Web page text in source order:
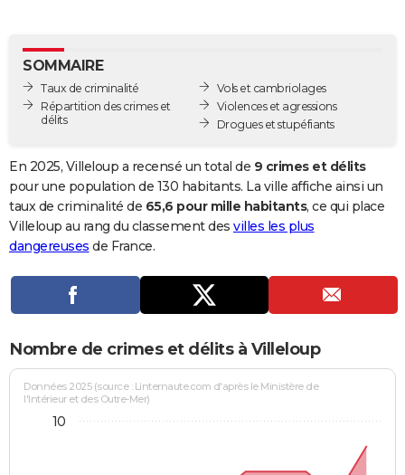
GUIDES D'ACHAT
BONS PLANS
Carte de Noël
Carte Bonne année
Carte Saint-Valentin
Carte Pâques
Carte d'anniversaire
DICTIONNAIRE
Dictionnaire
Biographies
Citations
Expressions
Proverbes
PROGRAMME TV
COPAINS D'AVANT
S'inscrire
Se connecter
Lycées
Collèges
Primaires
Universités
Entreprises
Service militaire
Avis de recherche
AVIS DE DÉCÈS
FORUM
Bricolage
Lifestyle
Culture
Sport
Auto
Television
Voyage
Cinema
SOMMAIRE
Taux de criminalité
Répartition des crimes et
délits
Vols et cambriolages
Violences et agressions
Drogues et stupéfiants
En 2025, Villeloup a recensé un total de 9 crimes et délits
pour une population de 130 habitants. La ville affiche ainsi un
taux de criminalité de 65,6 pour mille habitants, ce qui place
Villeloup au rang du classement des villes les plus
dangereuses de France.
Nombre de crimes et délits à Villeloup
Données 2025 (source : Linternaute.com d'après le Ministère de
l'Intérieur et des Outre-Mer)
10